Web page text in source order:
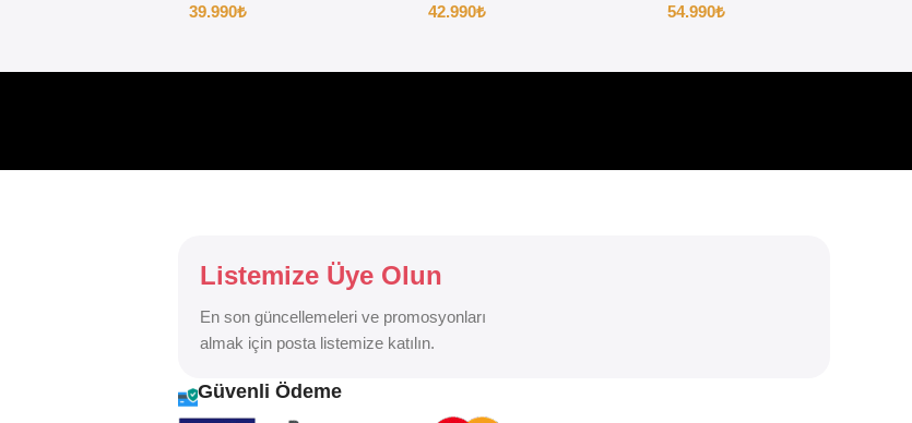
39.990₺
42.990₺
54.990₺
Listemize Üye Olun
En son güncellemeleri ve promosyonları
almak için posta listemize katılın.
Güvenli Ödeme